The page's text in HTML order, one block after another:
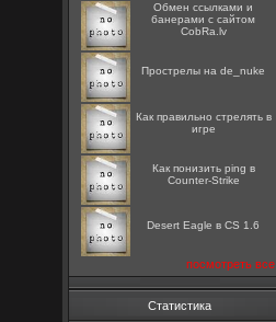
Oбмен ссылками и
банерами с сайтом
CobRa.lv
Прострелы на de_nuke
Как правильно стрелять в
игре
Как понизить ping в
Counter-Strike
Desert Eagle в CS 1.6
посмотреть все
Статистика